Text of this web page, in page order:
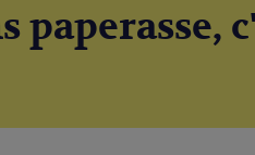
paperasse,